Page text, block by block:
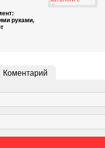
руками,
Коментарий